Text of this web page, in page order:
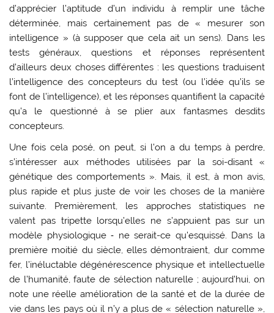
d’apprécier l’aptitude d’un individu à remplir une tâche
déterminée, mais certainement pas de « mesurer son
intelligence » (à supposer que cela ait un sens). Dans les
tests généraux, questions et réponses représentent
d’ailleurs deux choses différentes : les questions traduisent
l’intelligence des concepteurs du test (ou l’idée qu’ils se
font de l’intelligence), et les réponses quantifient la capacité
qu’a le questionné à se plier aux fantasmes desdits
concepteurs.
Une fois cela posé, on peut, si l’on a du temps à perdre,
s’intéresser aux méthodes utilisées par la soi-disant «
génétique des comportements ». Mais, il est, à mon avis,
plus rapide et plus juste de voir les choses de la manière
suivante. Premièrement, les approches statistiques ne
valent pas tripette lorsqu’elles ne s’appuient pas sur un
modèle physiologique ‑ ne serait-ce qu’esquissé. Dans la
première moitié du siècle, elles démontraient, dur comme
fer, l’inéluctable dégénérescence physique et intellectuelle
de l’humanité, faute de sélection naturelle ; aujourd’hui, on
note une réelle amélioration de la santé et de la durée de
vie dans les pays où il n’y a plus de « sélection naturelle »,